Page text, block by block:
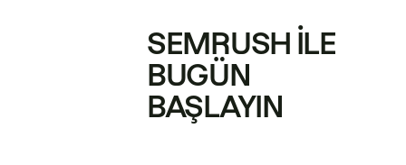
SEMRUSH ILE
BUGÜN
BAŞLAYIN